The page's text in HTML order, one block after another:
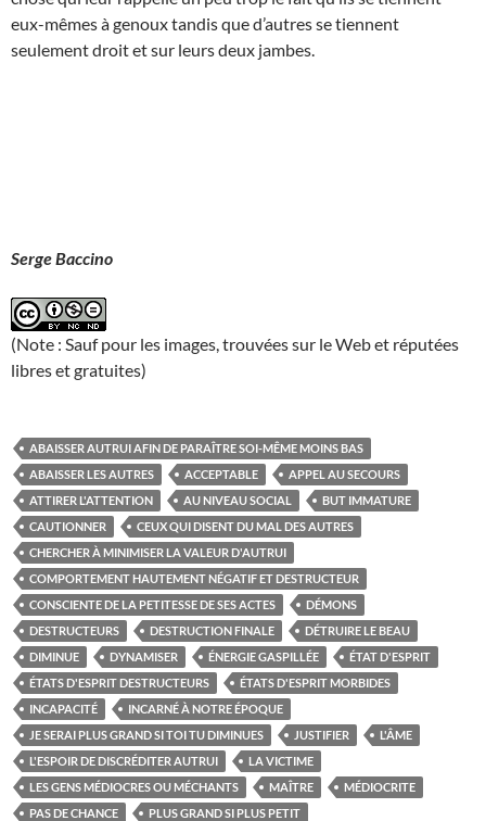
eux-mêmes à genoux tandis que d’autres se tiennent
seulement droit et sur leurs deux jambes.
Serge Baccino
(Note : Sauf pour les images, trouvées sur le Web et réputées
libres et gratuites)
ABAISSER AUTRUI AFIN DE PARAÎTRE SOI-MÊME MOINS BAS
ABAISSER LES AUTRES
ACCEPTABLE
APPEL AU SECOURS
ATTIRER L'ATTENTION
AU NIVEAU SOCIAL
BUT IMMATURE
CAUTIONNER
CEUX QUI DISENT DU MAL DES AUTRES
CHERCHER À MINIMISER LA VALEUR D'AUTRUI
COMPORTEMENT HAUTEMENT NÉGATIF ET DESTRUCTEUR
CONSCIENTE DE LA PETITESSE DE SES ACTES
DÉMONS
DESTRUCTEURS
DESTRUCTION FINALE
DÉTRUIRE LE BEAU
DIMINUE
DYNAMISER ÉNERGIE GASPILLÉE
ÉTAT D'ESPRIT
ÉTATS D'ESPRIT DESTRUCTEURS
ÉTATS D'ESPRIT MORBIDES
INCAPACITÉ
INCARNÉ À NOTRE ÉPOQUE
JE SERAI PLUS GRAND SI TOI TU DIMINUES
JUSTIFIER
L'ÂME
L'ESPOIR DE DISCRÉDITER AUTRUI
LA VICTIME
LES GENS MÉDIOCRES OU MÉCHANTS
MAÎTRE
MÉDIOCRITE
PAS DE CHANCE
PLUS GRAND SI PLUS PETIT